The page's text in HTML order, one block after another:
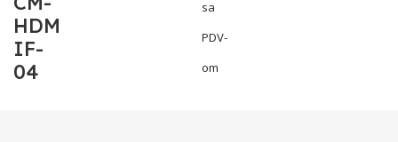
HDM
IF-
04
sa
PDV-
om